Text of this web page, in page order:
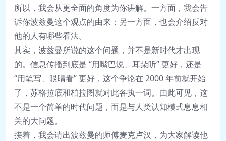
所以，我会从更全面的角度为你讲解。一方面，我会告
诉你波兹曼这个观点的由来；另一方面，也会介绍反对
他的人有哪些看法。
其实，波兹曼所说的这个问题，并不是新时代才出现
的。信息传播到底是 “用嘴巴说、耳朵听” 更好，还是
“用笔写、眼睛看” 更好，这个争论在 2000 年前就开始
了，苏格拉底和柏拉图就对此各执一词。由此可见，这
不是一个简单的时代问题，而是与人类认知模式息息相
关的大问题。
接着，我会请出波兹曼的师傅麦克卢汉，为大家解读他